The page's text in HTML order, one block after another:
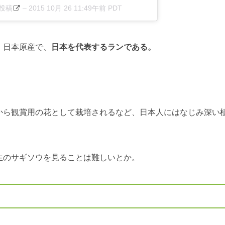
稿 – 2015 10月 26 11:49午前 PDT
本原産で、 日本を代表するランである。
観賞用の花として栽培されるなど、日本人にはなじみ深い
サギソウを見ることは難しいとか。